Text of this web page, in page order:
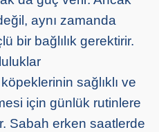
aynı zamanda
bir bağlılık gerektirir.
sağlıklı ve
için günlük rutinlere
Sabah erken saatlerde